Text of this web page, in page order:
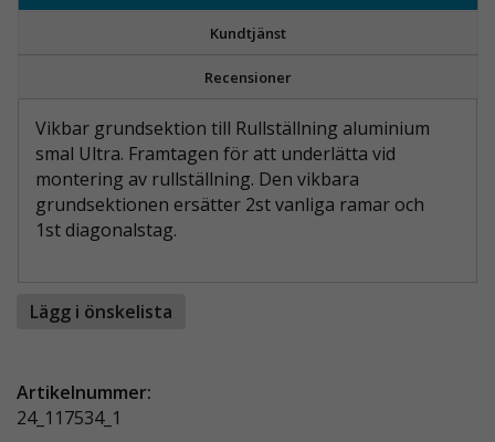
Kundtjänst
Recensioner
Vikbar grundsektion till Rullställning aluminium
smal Ultra. Framtagen för att underlätta vid
montering av rullställning. Den vikbara
grundsektionen ersätter 2st vanliga ramaroch
1stdiagonalstag.
Lägg i önskelista
Artikelnummer:
24_117534_1